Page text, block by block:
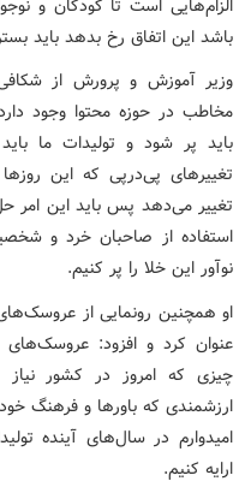
الزام‌هایی است تا کودکان و
باشد این اتفاق رخ بدهد باید
وزیر آموزش و پرورش از
مخاطب در حوزه محتوا وجود
باید پر شود و تولیدات ما
تغییرهای پی‌درپی که این
تغییر می‌دهد پس باید این امر
استفاده از صاحبان خرد و
نوآور این خلا را پر کنیم.
او همچنین رونمایی از
عنوان کرد و افزود: عروسک‌های
چیزی که امروز در کشور
ارزشمندی که باورها و فرهنگ
امیدوارم در سال‌های آینده
ارایه کنیم.